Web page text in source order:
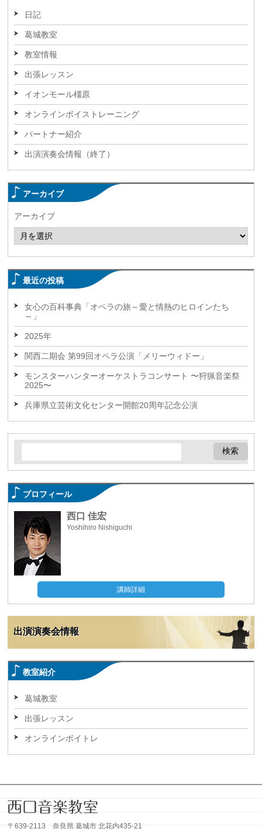
日記
葛城教室
教室情報
出張レッスン
イオンモール橿原
オンラインボイストレーニング
パートナー紹介
出演演奏会情報（終了）
アーカイブ
アーカイブ
最近の投稿
女心の百科事典「オペラの旅～愛と情熱のヒロインたち
～」
2025年
関西二期会 第99回オペラ公演「メリーウィドー」
モンスターハンターオーケストラコンサート 〜狩猟音楽祭
2025〜
兵庫県立芸術文化センター開館20周年記念公演
プロフィール
西口 佳宏
Yoshihiro Nishiguchi
講師詳細
出演演奏会情報
教室紹介
葛城教室
出張レッスン
オンラインボイトレ
〒639-2113 奈良県 葛城市 北花内435-21